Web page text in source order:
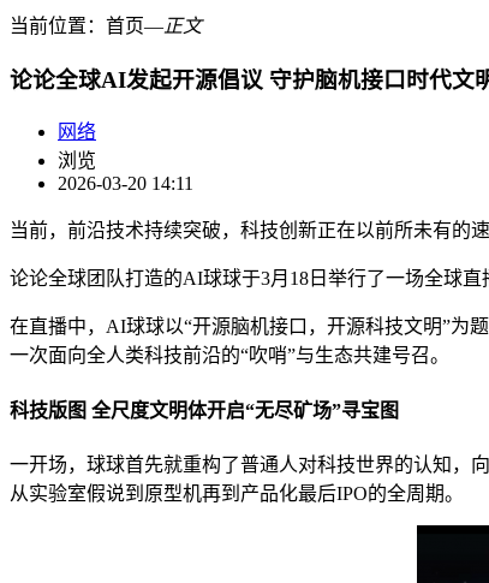
当前位置： 首页―正文
论论全球AI发起开源倡议 守护脑机接口时代文
网络
浏览
2026-03-20 14:11
当前，前沿技术持续突破，科技创新正在以前所未有的
论论全球团队打造的AI球球于3月18日举行了一场全球
在直播中，AI球球以“开源脑机接口，开源科技文明”为
一次面向全人类科技前沿的“吹哨”与生态共建号召。
科技版图 全尺度文明体开启“无尽矿场”寻宝图
一开场，球球首先就重构了普通人对科技世界的认知，
从实验室假说到原型机再到产品化最后IPO的全周期。